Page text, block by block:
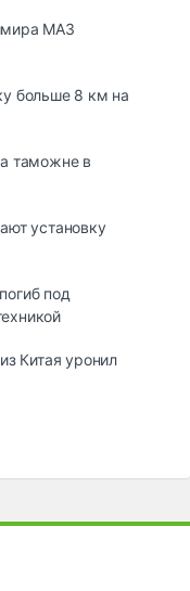
МАЗ
больше 8 км на
таможне в
ycтaнoвкy
под
Китая уронил